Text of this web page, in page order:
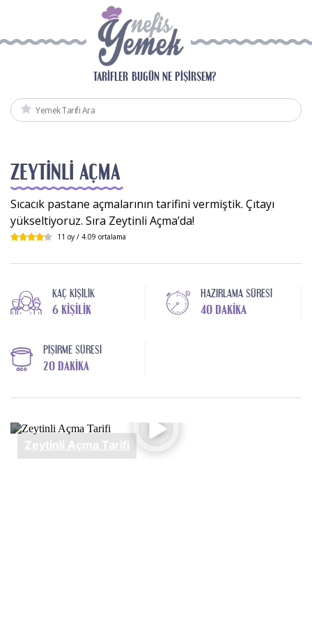
TARIFLER BUGÜN NE PIŞIRSEM?
ZEYTINLI AÇMA
Sıcacık pastane açmalarının tarifini vermiştik. Çıtayı
yükseltiyoruz. Sıra Zeytinli Açma’da!
11 oy / 4.09 ortalama
KAÇ KIŞILIK
6 KIŞILIK
HAZIRLAMA SÜRESI
40 DAKIKA
PIŞIRME SÜRESI
20 DAKIKA